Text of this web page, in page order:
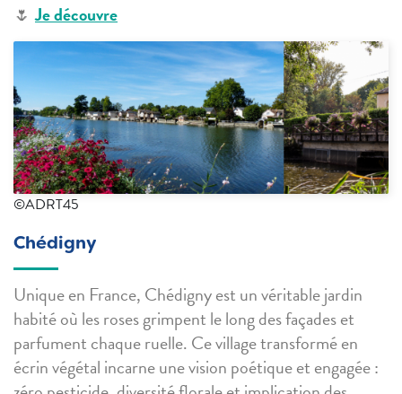
🌷Je découvre
©ADRT45
Chédigny
Unique en France, Chédigny est un véritable jardin
habité où les roses grimpent le long des façades et
parfument chaque ruelle. Ce village transformé en
écrin végétal incarne une vision poétique et engagée :